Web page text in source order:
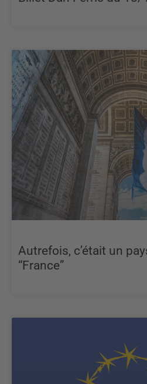
Autrefois, c’était un
“France”